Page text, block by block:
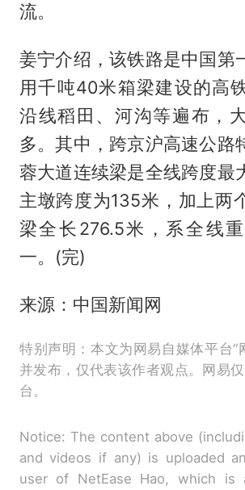
流。
姜宁介绍，该铁路是中国第
用千吨40米箱梁建设的高
沿线稻田、河沟等遍布，
多。其中，跨京沪高速公路
蓉大道连续梁是全线跨度最
主墩跨度为135米，加上两
梁全长276.5米，系全线
一。(完)
来源：中国新闻网
特别声明：本文为网易自媒体平台“
并发布，仅代表该作者观点。网易
台。
Notice: The content above
and videos if any) is uploaded
user of NetEase Hao, which is